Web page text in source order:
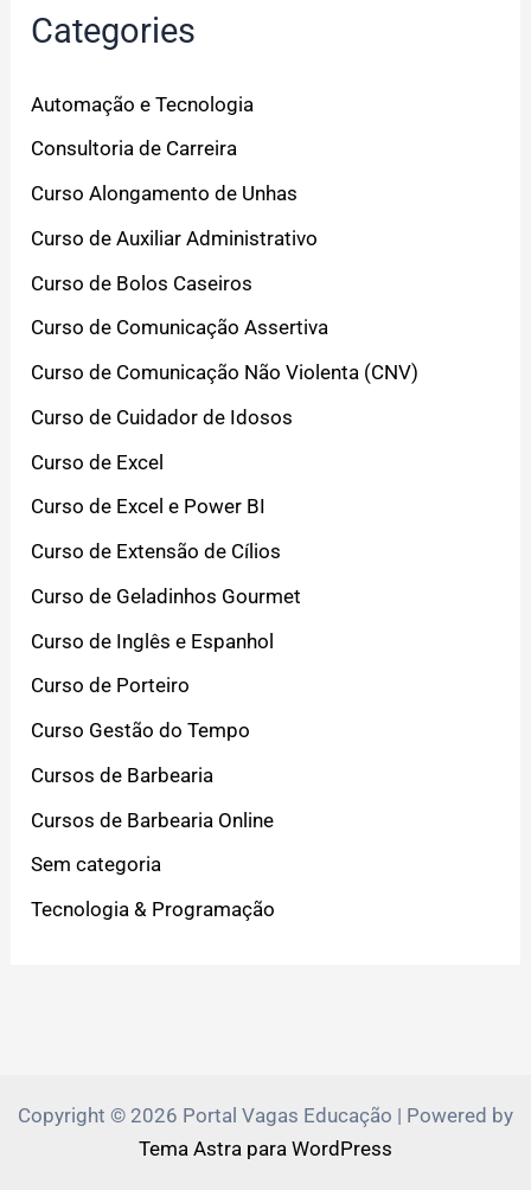
Categories
Automação e Tecnologia
Consultoria de Carreira
Curso Alongamento de Unhas
Curso de Auxiliar Administrativo
Curso de Bolos Caseiros
Curso de Comunicação Assertiva
Curso de Comunicação Não Violenta (CNV)
Curso de Cuidador de Idosos
Curso de Excel
Curso de Excel e Power BI
Curso de Extensão de Cílios
Curso de Geladinhos Gourmet
Curso de Inglês e Espanhol
Curso de Porteiro
Curso Gestão do Tempo
Cursos de Barbearia
Cursos de Barbearia Online
Sem categoria
Tecnologia & Programação
Copyright © 2026 Portal Vagas Educação | Powered by
Tema Astra para WordPress